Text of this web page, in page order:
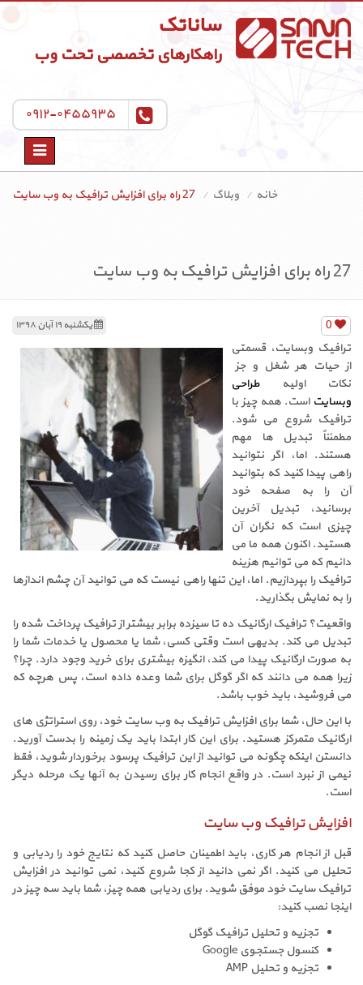
ساناتک
راهکارهای تخصصی تحت وب
۰۹۱۲-۰۴۵۵۹۳۵
Toggle
خانه
وبلاگ 27 راه برای افزایش ترافیک به وب سایت
27 راه برای افزایش ترافیک به وب سایت
یکشنبه ۱۹ آبان ۱۳۹۸
0
ترافیک وبسایت، قسمتی
از حیات هر شغل و جزء
نکات اولیهطراحی
وبسایت است. همه چیز با
ترافیک شروع می شود.
مطمئناً تبدیل ها مهم
هستند. اما، اگر نتوانید
راهی پیدا کنید که بتوانید
آن را به صفحه خود
برسانید، تبدیل آخرین
چیزی است که نگران آن
هستید. اکنون همه ما می
دانیم که می توانیم هزینه
ترافیک را بپردازیم. اما، این تنها راهی نیست که می توانید آن چشم اندازها
را به نمایش بگذارید.
واقعیت؟ ترافیک ارگانیک ده تا سیزده برابر بیشتر از ترافیک پرداخت شده را
تبدیل می کند. بدیهی است وقتی کسی، شما یا محصول یا خدمات شما را
به صورت ارگانیک پیدا می کند، انگیزه بیشتری برای خرید وجود دارد. چرا؟
زیرا همه می دانند که اگر گوگل برای شما وعده داده است، پس هرچه که
می فروشید، باید خوب باشد.
با این حال، شما برای افزایش ترافیک به وب سایت خود، روی استراتژی های
ارگانیک متمرکز هستید. برای این کار ابتدا باید یک زمینه را بدست آورید.
دانستن اینکه چگونه می توانید از این ترافیک پرسود برخوردار شوید، فقط
نیمی از نبرد است. در واقع انجام کار برای رسیدن به آنها یک مرحله دیگر
است.
افزایش ترافیک وب سایت
قبل از انجام هر کاری، باید اطمینان حاصل کنید که نتایج خود را ردیابی و
تحلیل می کنید. اگر نمی دانید از کجا شروع کنید، نمی توانید در افزایش
ترافیک سایت خود موفق شوید. برای ردیابی همه چیز، شما باید سه چیز در
اینجا نصب کنید:
تجزیه و تحلیل ترافیک گوگل
کنسول جستجوی Google
تجزیه و تحلیل AMP